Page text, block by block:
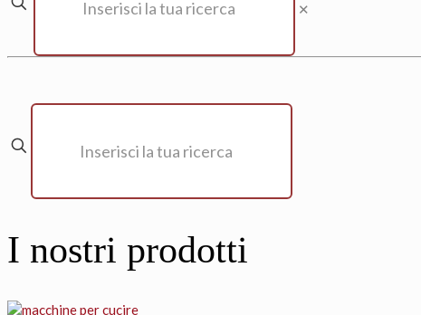
✕
I nostri prodotti